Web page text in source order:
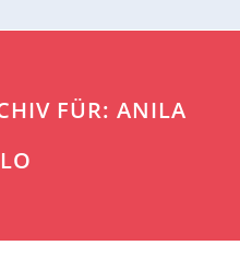
FÜR: ANILA